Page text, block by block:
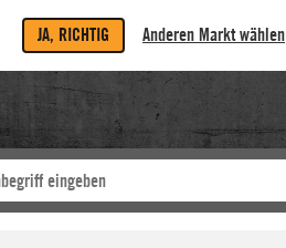
JA, RICHTIG Anderen Markt wählen